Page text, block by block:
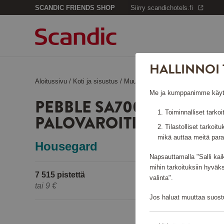
SCANDIC FRIENDS SHOP Siirry scandichotels.fi
Aloitussivu / Koti ja sisustus / Muu sisustus
PEBBLE SA700 OPTINEN
PALOVAROITIN
Housegard
7 515 pistettä
tai 9 €
HALLINNOI
Me ja kumppanimme
Toiminnalliset
Tilastolliset
mikä auttaa meitä
Napsauttamalla "Salli
mihin tarkoituksiin
valinta".
Jos haluat muuttaa